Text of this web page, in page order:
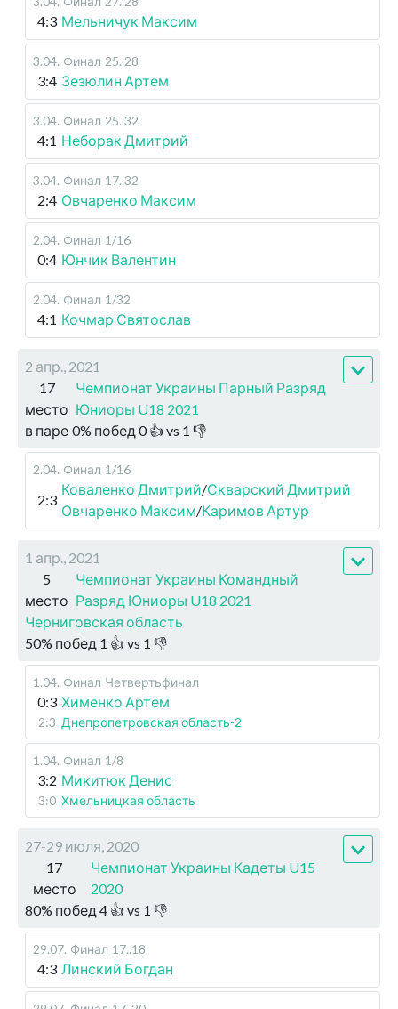
4:3 Мельничук Максим
3.04. Финал 25..28
3:4 Зезюлин Артем
3.04. Финал 25..32
4:1 Неборак Дмитрий
3.04. Финал 17..32
2:4 Овчаренко Максим
2.04. Финал 1/16
0:4 Юнчик Валентин
2.04. Финал 1/32
4:1 Кочмар Святослав
2 апр., 2021
17
место
Чемпионат Украины Парный Разряд
Юниоры U18 2021
в паре 0% побед 0👍 vs 1 👎
2.04. Финал 1/16
2:3
Коваленко Дмитрий/Скварский Дмитрий
Овчаренко Максим/Каримов Артур
1 апр., 2021
5
место
Чемпионат Украины Командный
Разряд Юниоры U18 2021
Черниговская область
50% побед 1 👍 vs 1 👎
1.04. Финал Четвертьфинал
0:3 Хименко Артем
2:3 Днепропетровская область-2
1.04. Финал 1/8
3:2 Микитюк Денис
3:0 Хмельницкая область
27-29 июля, 2020
17
место
Чемпионат Украины Кадеты U15
2020
80% побед 4 👍 vs 1 👎
29.07. Финал 17..18
4:3 Линский Богдан